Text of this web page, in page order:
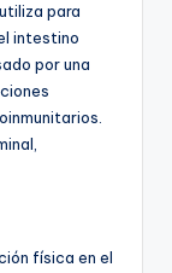
para
intestino
por una
física en el